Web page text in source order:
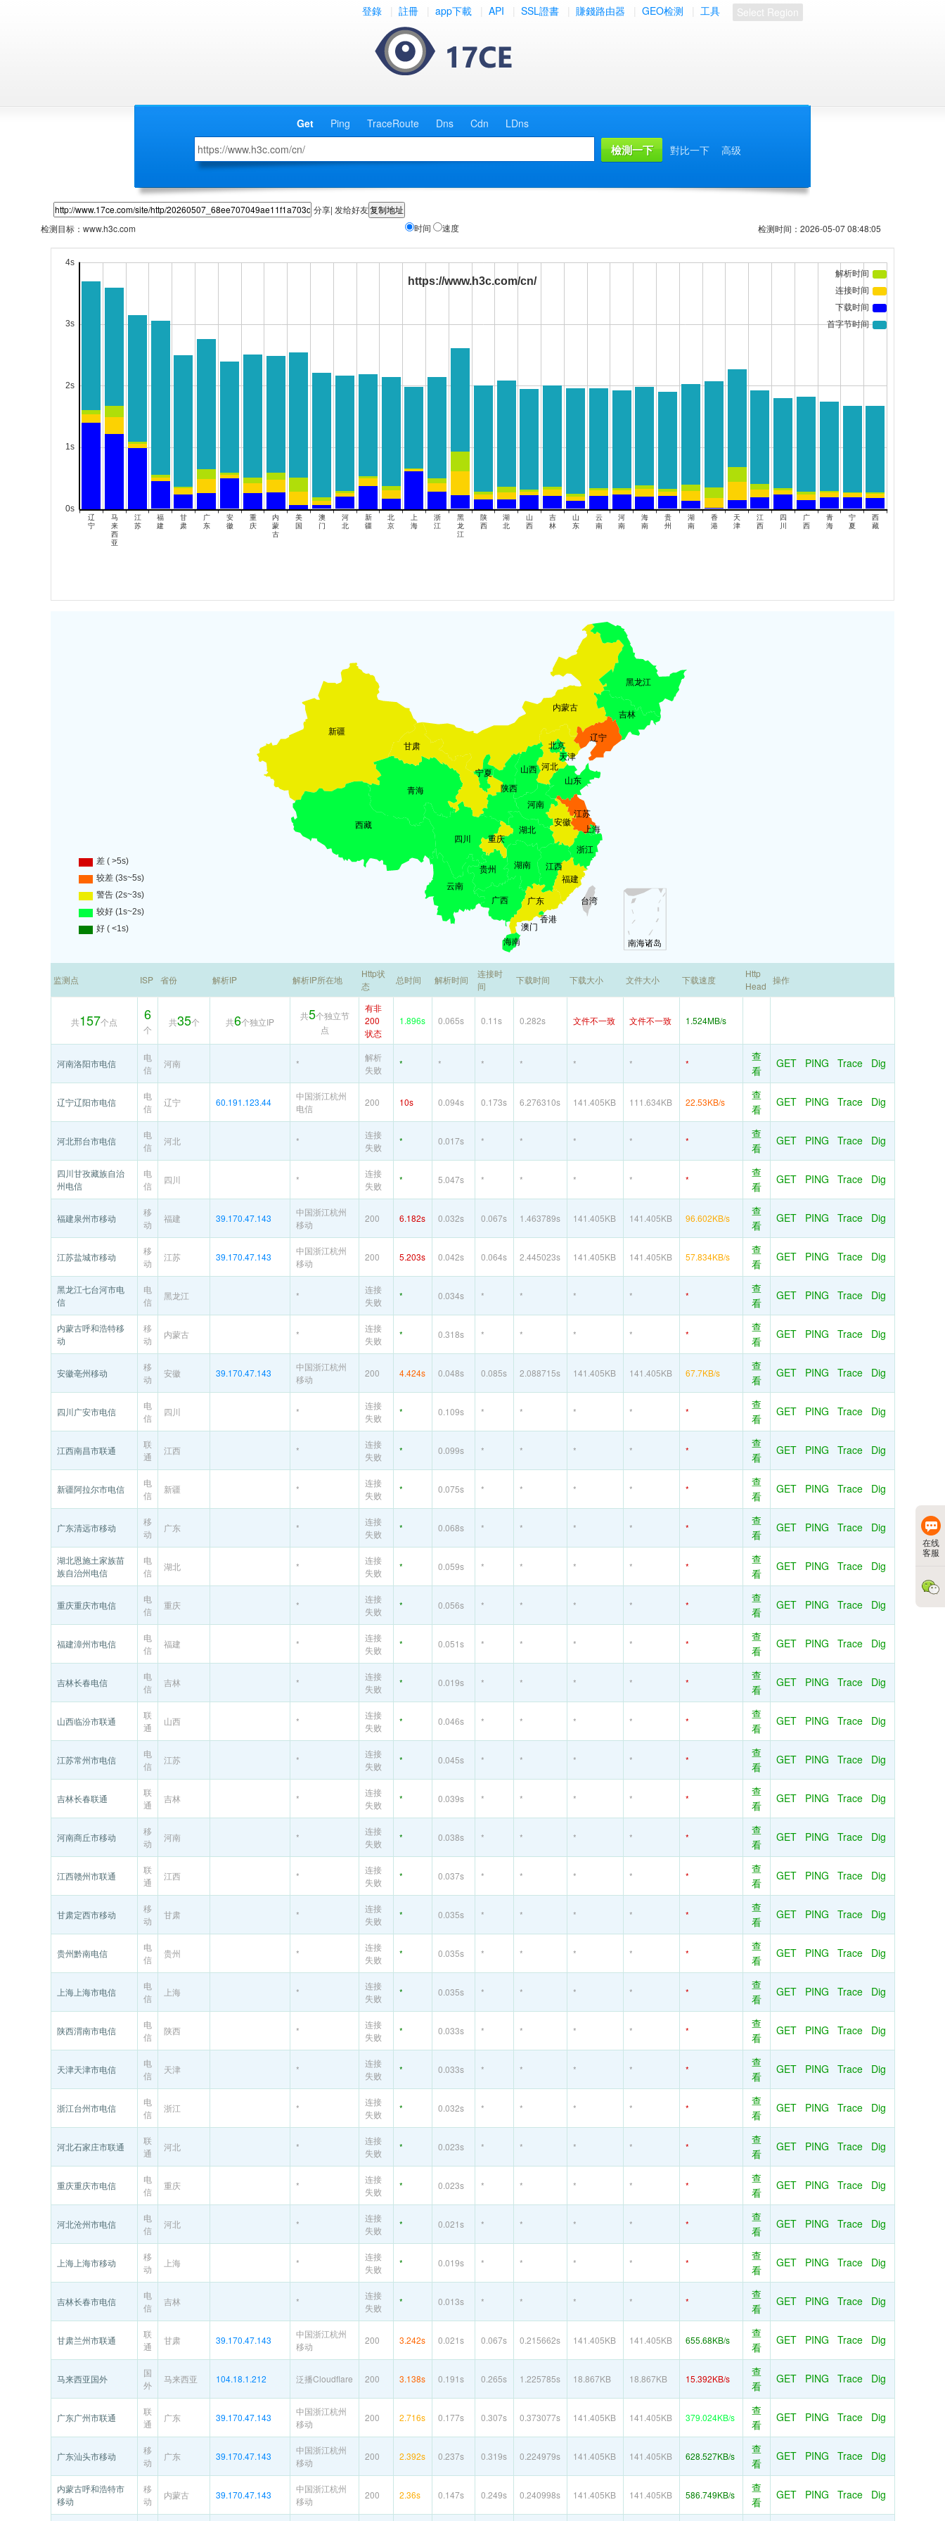
登錄 註冊 app下載 API SSL證書 賺錢路由器 GEO检测 工具 Select Region
Get Ping TraceRoute Dns Cdn
LDns
對比一下
高级
分享| 发给好友
检测目标： www.h3c.com 时间 速度 检测时间：2026-05-07 08:48:05
监测点 ISP 省份 解析IP 解析IP所在地
Http状
态
总时间 解析时间
连接时
间
下载时间 下载大小 文件大小 下载速度
Http
Head
操作
共157个点 6
个
共35个 共6个独立IP
共5个独立节
点
有非
200
状态
1.896s 0.065s 0.11s 0.282s 文件不一致 文件不一致 1.524MB/s
河南洛阳市电信
电
信
河南 *
解析
失败
* * * * * * *
查
看
GET PING Trace Dig
辽宁辽阳市电信
电
信
辽宁 60.191.123.44
中国浙江杭州
电信
200 10s 0.094s 0.173s 6.276310s 141.405KB 111.634KB 22.53KB/s
查
看
GET PING Trace Dig
河北邢台市电信
电
信
河北 *
连接
失败
* 0.017s * * * * *
查
看
GET PING Trace Dig
四川甘孜藏族自治
州电信
电
信
四川 *
连接
失败
* 5.047s * * * * *
查
看
GET PING Trace Dig
福建泉州市移动
移
动
福建 39.170.47.143
中国浙江杭州
移动
200 6.182s 0.032s 0.067s 1.463789s 141.405KB 141.405KB 96.602KB/s
查
看
GET PING Trace Dig
江苏盐城市移动
移
动
江苏 39.170.47.143
中国浙江杭州
移动
200 5.203s 0.042s 0.064s 2.445023s 141.405KB 141.405KB 57.834KB/s
查
看
GET PING Trace Dig
黑龙江七台河市电
信
电
信
黑龙江 *
连接
失败
* 0.034s * * * * *
查
看
GET PING Trace Dig
内蒙古呼和浩特移
动
移
动
内蒙古 *
连接
失败
* 0.318s * * * * *
查
看
GET PING Trace Dig
安徽亳州移动
移
动
安徽 39.170.47.143
中国浙江杭州
移动
200 4.424s 0.048s 0.085s 2.088715s 141.405KB 141.405KB 67.7KB/s
查
看
GET PING Trace Dig
四川广安市电信
电
信
四川 *
连接
失败
* 0.109s * * * * *
查
看
GET PING Trace Dig
江西南昌市联通
联
通
江西 *
连接
失败
* 0.099s * * * * *
查
看
GET PING Trace Dig
新疆阿拉尔市电信
电
信
新疆 *
连接
失败
* 0.075s * * * * *
查
看
GET PING Trace Dig
广东清远市移动
移
动
广东 *
连接
失败
* 0.068s * * * * *
查
看
GET PING Trace Dig
湖北恩施土家族苗
族自治州电信
电
信
湖北 *
连接
失败
* 0.059s * * * * *
查
看
GET PING Trace Dig
重庆重庆市电信
电
信
重庆 *
连接
失败
* 0.056s * * * * *
查
看
GET PING Trace Dig
福建漳州市电信
电
信
福建 *
连接
失败
* 0.051s * * * * *
查
看
GET PING Trace Dig
吉林长春电信
电
信
吉林 *
连接
失败
* 0.019s * * * * *
查
看
GET PING Trace Dig
山西临汾市联通
联
通
山西 *
连接
失败
* 0.046s * * * * *
查
看
GET PING Trace Dig
江苏常州市电信
电
信
江苏 *
连接
失败
* 0.045s * * * * *
查
看
GET PING Trace Dig
吉林长春联通
联
通
吉林 *
连接
失败
* 0.039s * * * * *
查
看
GET PING Trace Dig
河南商丘市移动
移
动
河南 *
连接
失败
* 0.038s * * * * *
查
看
GET PING Trace Dig
江西赣州市联通
联
通
江西 *
连接
失败
* 0.037s * * * * *
查
看
GET PING Trace Dig
甘肃定西市移动
移
动
甘肃 *
连接
失败
* 0.035s * * * * *
查
看
GET PING Trace Dig
贵州黔南电信
电
信
贵州 *
连接
失败
* 0.035s * * * * *
查
看
GET PING Trace Dig
上海上海市电信
电
信
上海 *
连接
失败
* 0.035s * * * * *
查
看
GET PING Trace Dig
陕西渭南市电信
电
信
陕西 *
连接
失败
* 0.033s * * * * *
查
看
GET PING Trace Dig
天津天津市电信
电
信
天津 *
连接
失败
* 0.033s * * * * *
查
看
GET PING Trace Dig
浙江台州市电信
电
信
浙江 *
连接
失败
* 0.032s * * * * *
查
看
GET PING Trace Dig
河北石家庄市联通
联
通
河北 *
连接
失败
* 0.023s * * * * *
查
看
GET PING Trace Dig
重庆重庆市电信
电
信
重庆 *
连接
失败
* 0.023s * * * * *
查
看
GET PING Trace Dig
河北沧州市电信
电
信
河北 *
连接
失败
* 0.021s * * * * *
查
看
GET PING Trace Dig
上海上海市移动
移
动
上海 *
连接
失败
* 0.019s * * * * *
查
看
GET PING Trace Dig
吉林长春市电信
电
信
吉林 *
连接
失败
* 0.013s * * * * *
查
看
GET PING Trace Dig
甘肃兰州市联通
联
通
甘肃 39.170.47.143
中国浙江杭州
移动
200 3.242s 0.021s 0.067s 0.215662s 141.405KB 141.405KB 655.68KB/s
查
看
GET PING Trace Dig
马来西亚国外
国
外
马来西亚 104.18.1.212 泛播Cloudflare 200 3.138s 0.191s 0.265s 1.225785s 18.867KB 18.867KB 15.392KB/s
查
看
GET PING Trace Dig
广东广州市联通
联
通
广东 39.170.47.143
中国浙江杭州
移动
200 2.716s 0.177s 0.307s 0.373077s 141.405KB 141.405KB 379.024KB/s
查
看
GET PING Trace Dig
广东汕头市移动
移
动
广东 39.170.47.143
中国浙江杭州
移动
200 2.392s 0.237s 0.319s 0.224979s 141.405KB 141.405KB 628.527KB/s
查
看
GET PING Trace Dig
内蒙古呼和浩特市
移动
移
动
内蒙古 39.170.47.143
中国浙江杭州
移动
200 2.36s 0.147s 0.249s 0.240998s 141.405KB 141.405KB 586.749KB/s
查
看
GET PING Trace Dig
在线
客服